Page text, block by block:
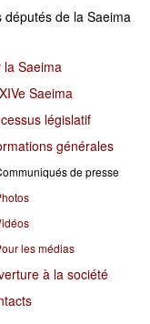
députés de la Saeima
la Saeima
Saeima
législatif
générales
de presse
les médias
à la société